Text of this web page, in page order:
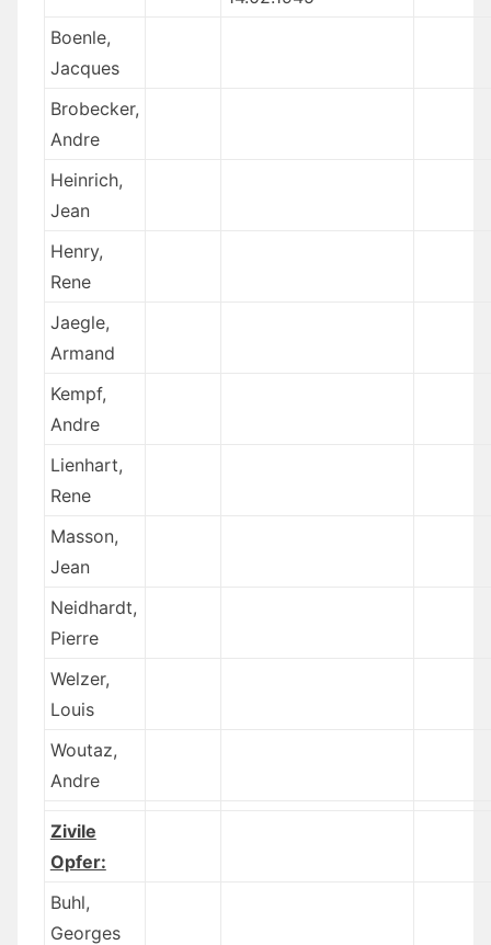
Boenle,
Jacques
Brobecker,
Andre
Heinrich,
Jean
Henry,
Rene
Jaegle,
Armand
Kempf,
Andre
Lienhart,
Rene
Masson,
Jean
Neidhardt,
Pierre
Welzer,
Louis
Woutaz,
Andre
Zivile
Opfer:
Buhl,
Georges